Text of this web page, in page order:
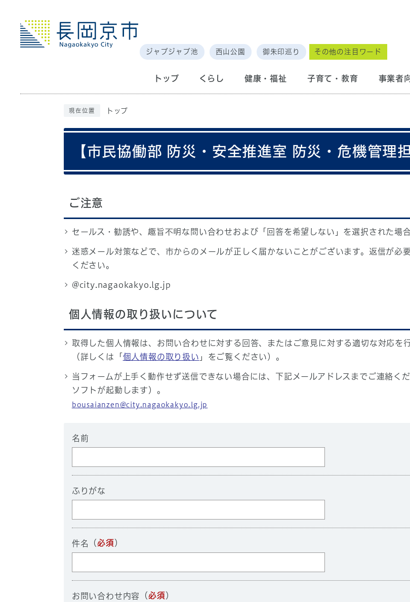
ジャブジャブ池 西山公園 御朱印巡り その他の注目ワード
トップ くらし 健康・福祉 子育て・教育 事業者
現在位置 トップ
【市民協働部 防災・安全推進室 防災・危機管理
ご注意
セールス・勧誘や、趣旨不明な問い合わせおよび「回答を希望しない」を選択された場
迷惑メール対策などで、市からのメールが正しく届かないことがございます。返信が必
ください。
@city.nagaokakyo.lg.jp
個人情報の取り扱いについて
取得した個人情報は、お問い合わせに対する回答、またはご意見に対する適切な対応を
（詳しくは「 個人情報の取り扱い 」をご覧ください）。
当フォームが上手く動作せず送信できない場合には、下記メールアドレスまでご連絡く
ソフトが起動します）。
bousaianzen@city.nagaokakyo.lg.jp
名前
ふりがな
件名 （必須 ）
お問い合わせ内容 （必須 ）